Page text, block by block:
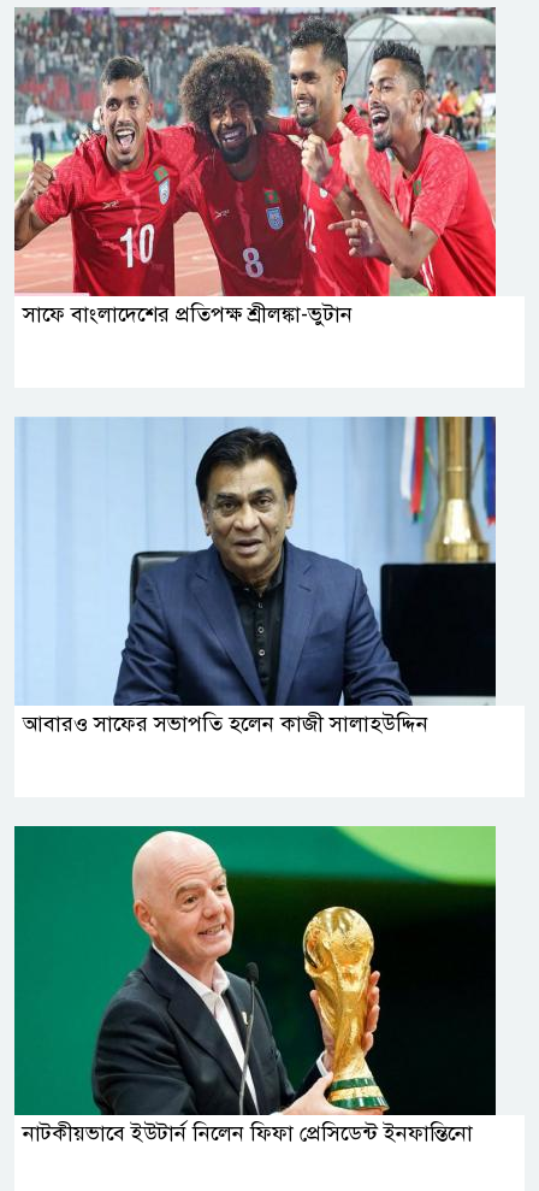
সাফে বাংলাদেশের প্রতিপক্ষ শ্রীলঙ্কা-ভুটান
আবারও সাফের সভাপতি হলেন কাজী সালাহউদ্দিন
নাটকীয়ভাবে ইউটার্ন নিলেন ফিফা প্রেসিডেন্ট ইনফান্তিনো